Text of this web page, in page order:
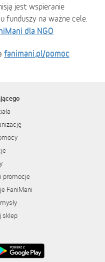
jest wspieranie
funduszy na ważne cele.
dla NGO
fanimani.pl/pomoc
promocje
FaniMani
sklep